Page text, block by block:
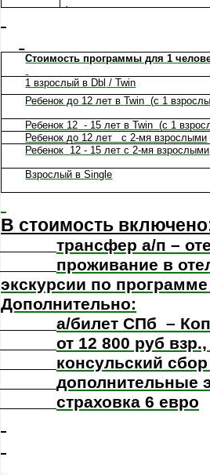
Стоимость программы для 1
1 взрослый в Dbl /Twin
Ребенок до 12 лет вTwin (c 1
Ребенок 12 - 15 лет вTwin (c 1
Ребенок до 12 лет
с 2-мя взрослыми
Ребенок 12 - 15 лет с 2-мя взрослыми
Взрослый в Single
В стоимость
трансфер а/п –
проживание в
экскурсии по
Дополнительно:
а/билет СПб –
от 12 800 руб
консульский
дополнительные
страховка 6 евро